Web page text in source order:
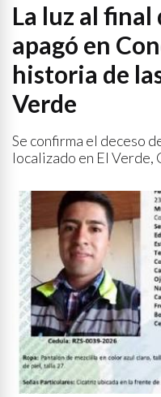
La luz al final
apagó en
historia de
Verde
Se confirma el deceso
localizado en El Verde,